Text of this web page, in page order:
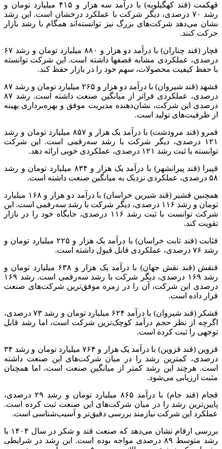
قهکمت (قند کهگیلویه) با درآمد سه هزار و ۴۱۵ میلیارد تومان و
رشد ۷۰ درصدی، دیگر شرکت با عملکرد درخشان است. این رشد
نشان می‌دهد شرکت‌های بزرگ نیز توانسته‌اند همگام با رشد بازار
حرکت کنند.
قچار (قند چناران) با درآمد دو هزار و ۸۸۰ میلیارد تومان و رشد ۶۷
درصدی، عملکردی مشابه قصفها داشته است. این شرکت توانسته
با حفظ کیفیت محصولات، سهم خود را در بازار حفظ کند.
قشهد (قند شیروان) با درآمد دو هزار و ۲۶۵ میلیارد تومان و رشد ۸۷
درصدی، عملکردی فراتر از میانگین صنعت داشته است. رشد ۸۷
درصدی این شرکت، نشان‌دهنده مدیریت موفق و بهره‌برداری بهینه
از ظرفیت‌های تولید است.
قمرو (قند مرودشت) با درآمد یک هزار و ۸۵۷ میلیارد تومان و رشد
۱۲۱ درصدی، دیگر شرکت با رشد سه‌رقمی است. این شرکت
توانسته با ثبت رشد ۱۲۱ درصدی، عملکردی خوبی ارائه دهد.
قپیرا (قند پیرانشهر) با درآمد یک هزار و ۸۳۴ میلیارد تومان و رشد
۵۸ درصدی، عملکردی نزدیک به میانگین صنعت داشته است.
همچنین قشیر (قند شیرین خراسان) با درآمد دو هزار و ۱۶۸ میلیارد
تومان و رشد ۱۱۶ درصدی، دیگر شرکت با رشد سه‌رقمی است. این
شرکت توانست با ثبت رشد ۱۱۶ درصدی، جایگاه خود را در بازار
تقویت کند.
قثابت (قند ثابت خراسان) با درآمد یک هزار و ۲۲۵ میلیارد تومان و
رشد ۷۶ درصدی، عملکردی قابل قبول داشته است.
قنقش (قند نقش جهان) با درآمد یک هزار و ۶۳۸ میلیارد تومان و
رشد ۱۶۹ درصدی، دیگر شرکت با رشد سه‌رقمی است. رشد ۱۶۹
درصدی این شرکت، آن را در زمره موفق‌ترین شرکت‌های صنعت
قرار داده است.
قشکر (قند شیروان) با درآمد ۶۲۴ میلیارد تومان و رشد ۷۳ درصدی،
اگرچه از نظر حجم درآمد کوچک‌ترین شرکت است، اما رشد قابل
توجهی را ثبت کرده است.
قزوین (قند قزوین) با درآمد یک هزار و ۷۶۴ میلیارد تومان و رشد ۳۴
درصدی، کمترین رشد را در میان شرکت‌های این صنعت داشته
است. هرچند این رشد کمتر از میانگین صنعت است، اما همچنان
مثبت ارزیابی می‌شود.
قجام (قند جام) با درآمد ۸۶۵ میلیارد تومان و رشد ۲۹ درصدی،
پایین‌ترین رشد را در میان شرکت‌های این صنعت ثبت کرده است.
عملکرد این شرکت نیازمند بررسی دقیق‌تر و آسیب‌شناسی است.
بررسی ارقام نشان می‌دهد که صنعت قند و شکر در سال ۱۴۰۴ با
رشد متوسط ۸۹ درصدی مواجه بوده است. این رشد در شرایطی